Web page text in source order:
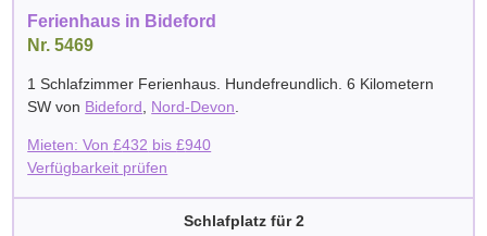
Ferienhaus in Bideford
Nr. 5469
1 Schlafzimmer Ferienhaus. Hundefreundlich. 6 Kilometern
SW von Bideford Nord-Devon
Mieten: Von£432 bis£940
Verfügbarkeit prüfen
Schlafplatz für 2